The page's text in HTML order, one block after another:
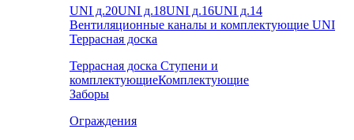
UNI д.20UNI д.18UNI д.16UNI д.14
Вентиляционные каналы и комплектующие UNI
Террасная доска
Террасная доска Ступени и
комплектующиеКомплектующие
Заборы
Ограждения